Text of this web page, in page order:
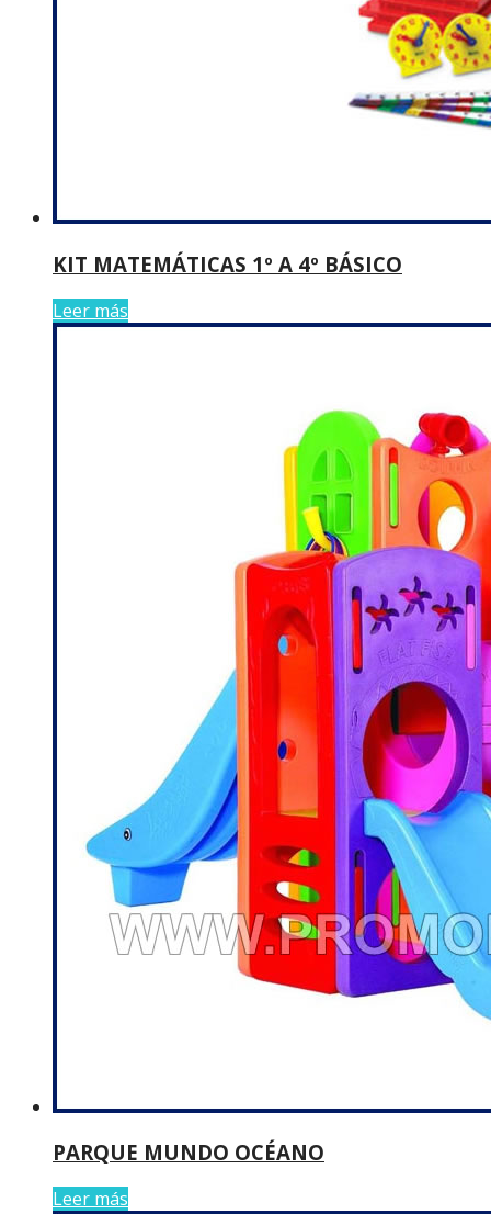
KIT MATEMÁTICAS 1º A 4º BÁSICO
Leer más
PARQUE MUNDO OCÉANO
Leer más